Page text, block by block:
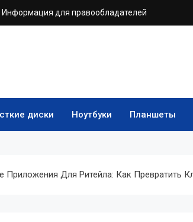
Информация для правообладателей
диски Ноутбуки Планшеты
Приложения Для Ритейла: Как Превратить